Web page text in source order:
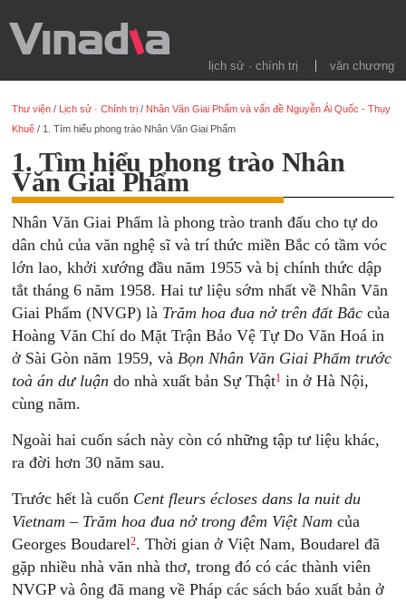
lịch sử · chính trị văn chương
Thư viện / Lịch sử · Chính trị / Nhân Văn Giai Phẩm và vấn đề Nguyễn Ái Quốc - Thụy
Khuê / 1. Tìm hiểu phong trào Nhân Văn Giai Phẩm
1. Tìm hiểu phong trào Nhân
Văn Giai Phẩm
Nhân Văn Giai Phẩm là phong trào tranh đấu cho tự do
dân chủ của văn nghệ sĩ và trí thức miền Bắc có tầm vóc
lớn lao, khởi xướng đầu năm 1955 và bị chính thức dập
tắt tháng 6 năm 1958. Hai tư liệu sớm nhất về Nhân Văn
Giai Phẩm (NVGP) là Trăm hoa đua nở trên đất Bắc của
Hoàng Văn Chí do Mặt Trận Bảo Vệ Tự Do Văn Hoá in
ở Sài Gòn năm 1959, vàBọn Nhân Văn Giai Phẩm trước
toà án dư luận do nhà xuất bản Sự Thật1 in ở Hà Nội,
cùng năm.
Ngoài hai cuốn sách này còn có những tập tư liệu khác,
ra đời hơn 30 năm sau.
Trước hết là cuốn Cent fleurs écloses dans la nuit du
Vietnam – Trăm hoa đua nở trong đêm Việt Nam của
Georges Boudarel2. Thời gian ở Việt Nam, Boudarel đã
gặp nhiều nhà văn nhà thơ, trong đó có các thành viên
NVGP và ông đã mang về Pháp các sách báo xuất bản ở